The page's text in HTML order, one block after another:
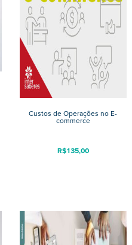
Custos de Operações no E-
commerce
R$135,00